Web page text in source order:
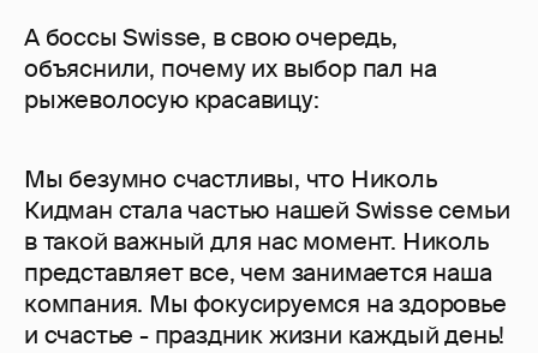
А боссы Swisse, в свою очередь,
объяснили, почему их выбор пал на
рыжеволосую красавицу:
Мы безумно счастливы, что Николь
Кидман стала частью нашей Swisse семьи
в такой важный для нас момент. Николь
представляет все, чем занимается наша
компания. Мы фокусируемся на здоровье
и счастье - праздник жизни каждый день!